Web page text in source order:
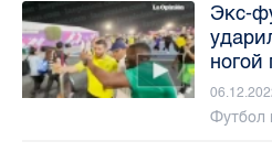
Экс-
ногой
Футбол